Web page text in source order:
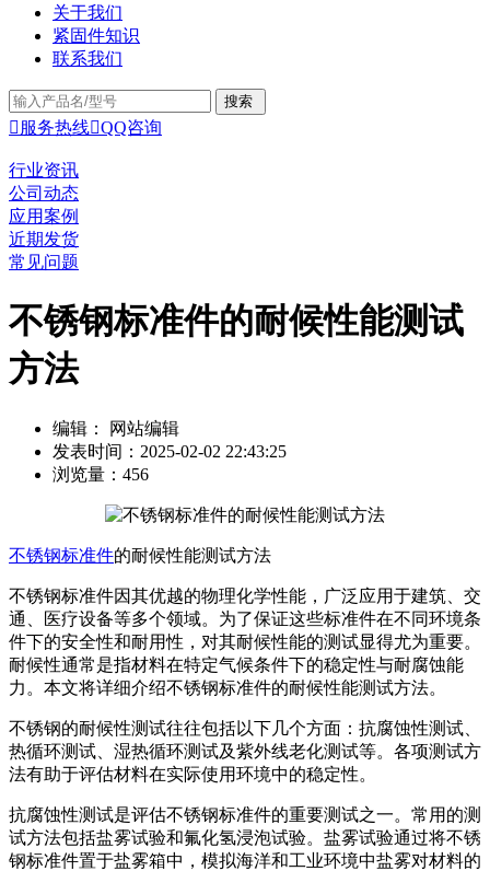
关于我们
紧固件知识
联系我们
 服务热线QQ咨询
行业资讯
公司动态
应用案例
近期发货
常见问题
不锈钢标准件的耐候性能测试
方法
编辑： 网站编辑
发表时间：2025-02-02 22:43:25
浏览量：456
不锈钢标准件的耐候性能测试方法
不锈钢标准件因其优越的物理化学性能，广泛应用于建筑、交
通、医疗设备等多个领域。为了保证这些标准件在不同环境条
件下的安全性和耐用性，对其耐候性能的测试显得尤为重要。
耐候性通常是指材料在特定气候条件下的稳定性与耐腐蚀能
力。本文将详细介绍不锈钢标准件的耐候性能测试方法。
不锈钢的耐候性测试往往包括以下几个方面：抗腐蚀性测试、
热循环测试、湿热循环测试及紫外线老化测试等。各项测试方
法有助于评估材料在实际使用环境中的稳定性。
抗腐蚀性测试是评估不锈钢标准件的重要测试之一。常用的测
试方法包括盐雾试验和氟化氢浸泡试验。盐雾试验通过将不锈
钢标准件置于盐雾箱中，模拟海洋和工业环境中盐雾对材料的